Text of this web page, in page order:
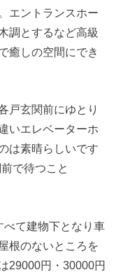
エントランスホー
調とするなど高級
癒しの空間にでき
戸玄関前にゆとり
いエレベーターホ
は素晴らしいです
で待つこと
て建物下となり車
根のないところを
29000円・30000円